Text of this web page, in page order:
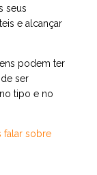
seus
e alcançar
podem ter
ser
tipo e no
falar sobre